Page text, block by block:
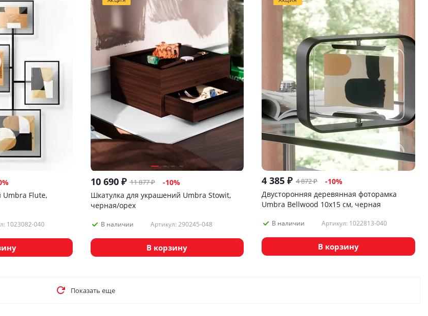
%
Umbra Flute,
1023082-040
10 690₽ 11 877₽ -10%
Шкатулка для украшений Umbra Stowit,
черная/орех
В наличии Артикул: 290245-048
В корзину
4 385 ₽ 4 872₽ -10%
Двусторонняя деревянная фоторамка
Umbra Bellwood 10х15 см, черная
В наличии Артикул: 1022813-040
В корзину
Показать еще